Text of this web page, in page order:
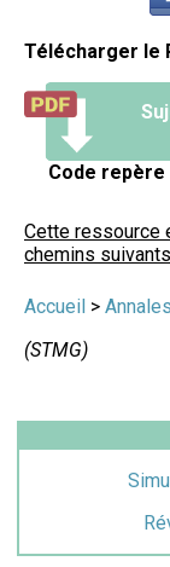
Télécharger le
Code repère
Cette ressource
chemins
Accueil >
(STMG)